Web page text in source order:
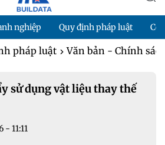
nghiệp Quy định pháp luật
pháp luật Văn bản - Chính
sử dụng vật liệu thay thế
- 11:11